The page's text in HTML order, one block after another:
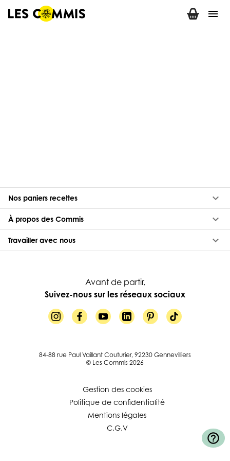
menu
Nos paniers recettes keyboard_arrow_down
À propos des Commis keyboard_arrow_down
Travailler avec nous keyboard_arrow_down
Avant de partir,
Suivez-nous sur les réseaux sociaux
84-88 rue Paul Vaillant Couturier, 92230 Gennevilliers
© Les Commis 2026
Gestion des cookies
Politique de confidentialité
Mentions légales
C.G.V
help_outline